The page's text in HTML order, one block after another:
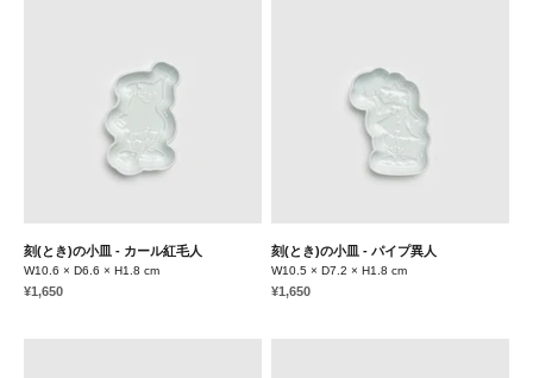
刻(とき)の小皿 - カール紅毛人
W10.6 × D6.6 × H1.8 cm
セール価格
¥1,650
刻(とき)の小皿 - パイプ異人
W10.5 × D7.2 × H1.8 cm
セール価格
¥1,650